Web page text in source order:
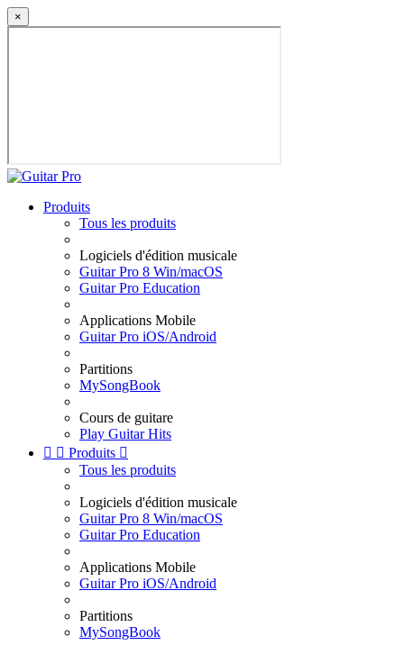
×
Produits
Tous les produits
Logiciels d'édition musicale
Guitar Pro 8 Win/macOS
Guitar Pro Education
Applications Mobile
Guitar Pro iOS/Android
Partitions
MySongBook
Cours de guitare
Play Guitar Hits
  Produits 
Tous les produits
Logiciels d'édition musicale
Guitar Pro 8 Win/macOS
Guitar Pro Education
Applications Mobile
Guitar Pro iOS/Android
Partitions
MySongBook